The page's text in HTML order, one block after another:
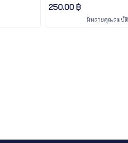
250.00 ฿
มีหลายคุณสมบัติ